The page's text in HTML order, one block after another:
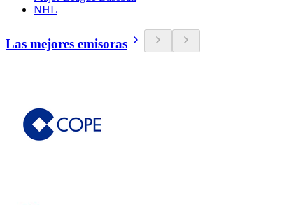
NHL
Las mejores emisoras